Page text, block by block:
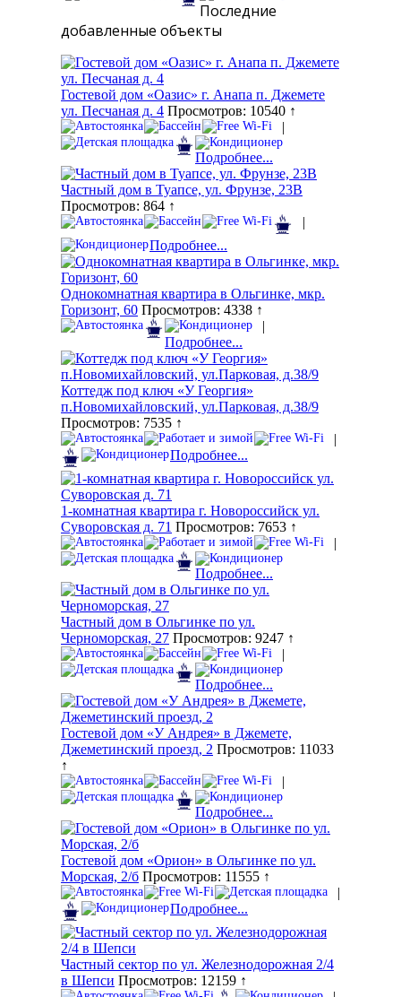
Последние
добавленные объекты
Гостевой дом «Оазис» г. Анапа п. Джемете
ул. Песчаная д. 4 Просмотров: 10540 ↑
|
Подробнее...
Частный дом в Туапсе, ул. Фрунзе, 23В
Просмотров: 864 ↑
|
Подробнее...
Однокомнатная квартира в Ольгинке, мкр.
Горизонт, 60 Просмотров: 4338 ↑
|
Подробнее...
Коттедж под ключ «У Георгия»
п.Новомихайловский, ул.Парковая, д.38/9
Просмотров: 7535 ↑
|
Подробнее...
1-комнатная квартира г. Новороссийск ул.
Суворовская д. 71 Просмотров: 7653 ↑
|
Подробнее...
Частный дом в Ольгинке по ул.
Черноморская, 27 Просмотров: 9247 ↑
|
Подробнее...
Гостевой дом «У Андрея» в Джемете,
Джеметинский проезд, 2 Просмотров: 11033
↑
|
Подробнее...
Гостевой дом «Орион» в Ольгинке по ул.
Морская, 2/б Просмотров: 11555 ↑
|
Подробнее...
Частный сектор по ул. Железнодорожная 2/4
в Шепси Просмотров: 12159 ↑